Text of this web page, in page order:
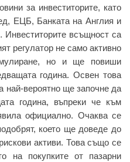
за инвеститорите, като
ЕЦБ, Банката на Англия и
Инвеститорите всъщност са
регулатор не само активно
но и ще повиши
година. Освен това
най-вероятно ще започне да
година, въпреки че към
официално. Очаква се
което ще доведе до
активи. Това също се
на покупките от пазарни